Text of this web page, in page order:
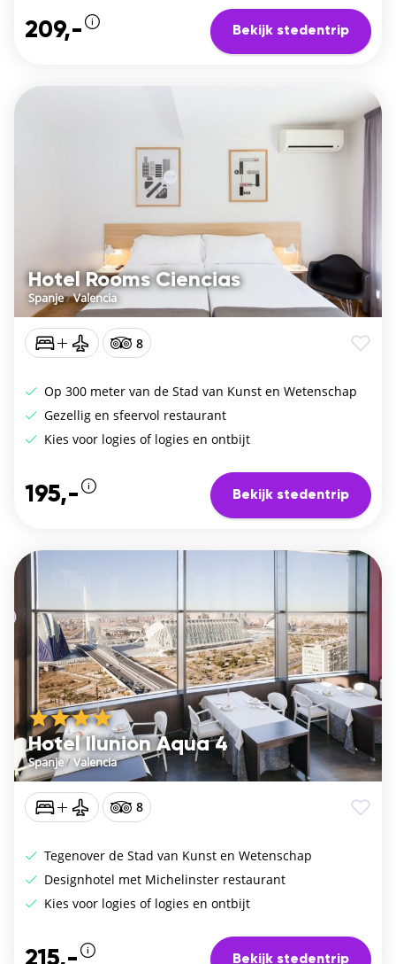
209,- Bekijk stedentrip
Hotel Rooms Ciencias
Spanje/Valencia
8
Op 300 meter van de Stad van Kunst en Wetenschap
Gezellig en sfeervol restaurant
Kies voor logies of logies en ontbijt
195,- Bekijk stedentrip
Hotel Ilunion Aqua 4
Spanje/Valencia
8
Tegenover de Stad van Kunst en Wetenschap
Designhotel met Michelinster restaurant
Kies voor logies of logies en ontbijt
215,- Bekijk stedentrip